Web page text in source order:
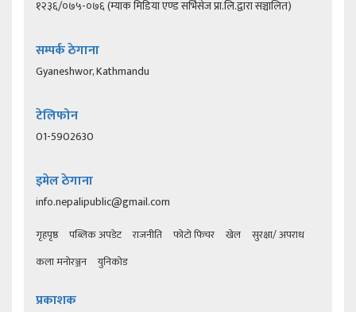
१२३६/०७५-०७६ (म्याक मिडिया एण्ड सर्भिसेज प्रा.लि.द्वारा सञ्चालित)
सम्पर्क ठेगाना
Gyaneshwor, Kathmandu
टेलिफोन
01-5902630
इमेल ठेगाना
info.nepalipublic@gmail.com
गृहपृष्ठ पब्लिक अपडेट राजनीति फोटो फिचर खेल
सुरक्षा/ अपराध
कला मनोरञ्जन
युनिकोड
प्रकाशक